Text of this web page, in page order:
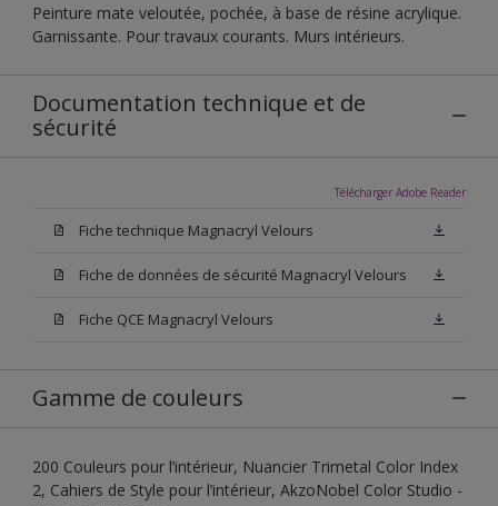
Peinture mate veloutée, pochée, à base de résine acrylique.
Garnissante. Pour travaux courants. Murs intérieurs.
Documentation technique et de
sécurité
Télécharger Adobe Reader
Fiche technique Magnacryl Velours
Fiche de données de sécurité Magnacryl Velours
Fiche QCE Magnacryl Velours
Gamme de couleurs
200 Couleurs pour l’intérieur, Nuancier Trimetal Color Index
2, Cahiers de Style pour l’intérieur, AkzoNobel Color Studio -